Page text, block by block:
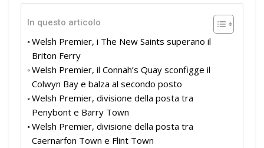
In questo articolo
Welsh Premier, i The New Saints superano il
Briton Ferry
Welsh Premier, il Connah’s Quay sconfigge il
Colwyn Bay e balza al secondo posto
Welsh Premier, divisione della posta tra
Penybont e Barry Town
Welsh Premier, divisione della posta tra
Caernarfon Town e Flint Town